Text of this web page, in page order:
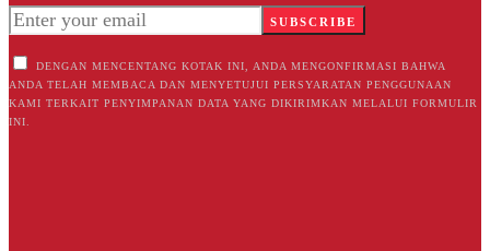
SUBSCRIBE
DENGAN MENCENTANG KOTAK INI, ANDA MENGONFIRMASI BAHWA
ANDA TELAH MEMBACA DAN MENYETUJUI PERSYARATAN PENGGUNAAN
KAMI TERKAIT PENYIMPANAN DATA YANG DIKIRIMKAN MELALUI FORMULIR
INI.